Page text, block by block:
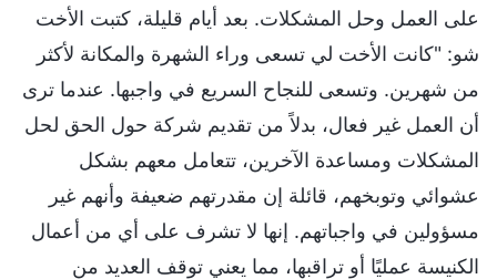
على العمل وحل المشكلات. بعد أيام قليلة، كتبت الأخت
شو: "كانت الأخت لي تسعى وراء الشهرة والمكانة لأكثر
من شهرين. وتسعى للنجاح السريع في واجبها. عندما ترى
أن العمل غير فعال، بدلاً من تقديم شركة حول الحق لحل
المشكلات ومساعدة الآخرين، تتعامل معهم بشكل
عشوائي وتوبخهم، قائلة إن مقدرتهم ضعيفة وأنهم غير
مسؤولين في واجباتهم. إنها لا تشرف على أي من أعمال
الكنيسة عمليًا أو تراقبها، مما يعني توقف العديد من